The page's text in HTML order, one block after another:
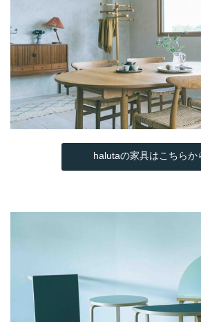
halutaの家具はこちらか